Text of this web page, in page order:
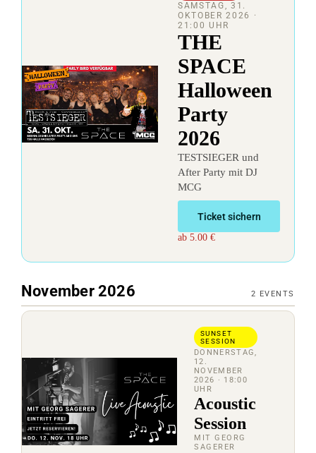
SAMSTAG, 31.
OKTOBER 2026
·
21:00 UHR
THE
SPACE
Halloween
Party
2026
TESTSIEGER und
After Party mit DJ
MCG
Ticket sichern
ab 5.00 €
November 2026 2 EVENTS
SUNSET
SESSION
DONNERSTAG,
12.
NOVEMBER
2026 · 18:00
UHR
Acoustic
Session
MIT GEORG
SAGERER